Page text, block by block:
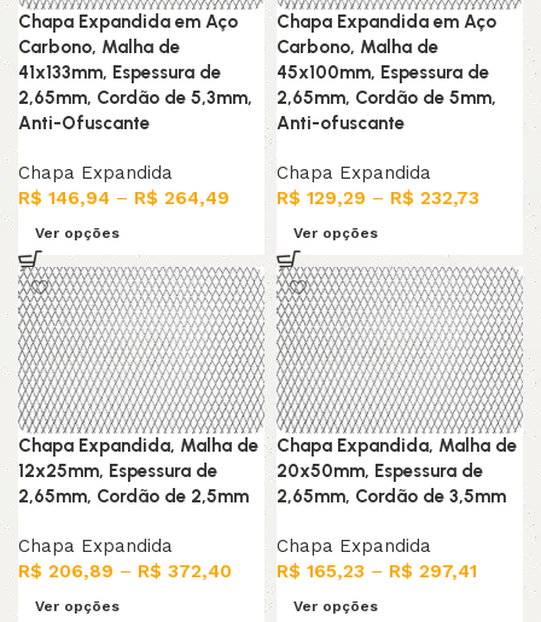
Chapa Expandida em Aço
Carbono, Malha de
41x133mm, Espessura de
2,65mm, Cordão de 5,3mm,
Anti-Ofuscante
Chapa Expandida
R$ 146,94 – R$ 264,49
Ver opções
Chapa Expandida em Aço
Carbono, Malha de
45x100mm, Espessura de
2,65mm, Cordão de 5mm,
Anti-ofuscante
Chapa Expandida
R$ 129,29 – R$ 232,73
Ver opções
Chapa Expandida, Malha de
12x25mm, Espessura de
2,65mm, Cordão de 2,5mm
Chapa Expandida
R$ 206,89 – R$ 372,40
Ver opções
Chapa Expandida, Malha de
20x50mm, Espessura de
2,65mm, Cordão de 3,5mm
Chapa Expandida
R$ 165,23 – R$ 297,41
Ver opções